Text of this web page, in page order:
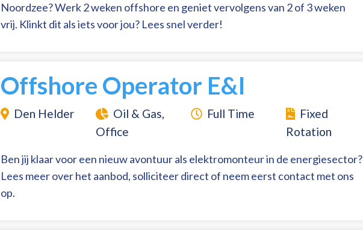
Noordzee? Werk 2 weken offshore en geniet vervolgens van 2 of 3 weken
vrij. Klinkt dit als iets voor jou? Lees snel verder!
Offshore Operator E&I
Den Helder
Oil & Gas,
Office
Full Time
Fixed
Rotation
Ben jij klaar voor een nieuw avontuur als elektromonteur in de energiesector?
Lees meer over het aanbod, solliciteer direct of neem eerst contact met ons
op.